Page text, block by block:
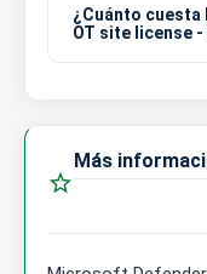
¿Cuánto
OT site license -

Más